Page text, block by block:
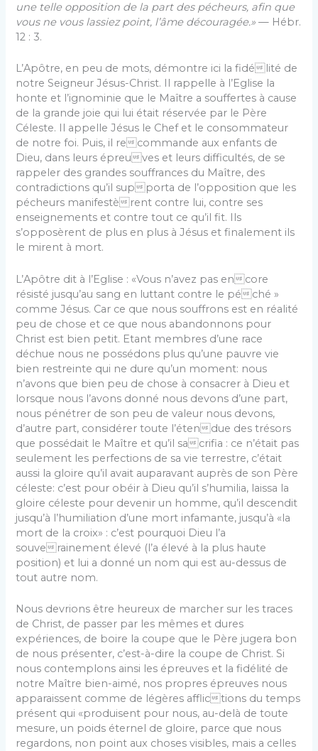
une telle opposition de la part des pécheurs, afin que
vous ne vous lassiez point, l’âme découragée.» — Hébr.
12 : 3.
L’Apôtre, en peu de mots, démontre ici la fidélité de
notre Seigneur Jésus-Christ. Il rappelle à l’Eglise la
honte et l’ignominie que le Maître a souffertes à cause
de la grande joie qui lui était réservée par le Père
Céleste. Il appelle Jésus le Chef et le consommateur
de notre foi. Puis, il recommande aux enfants de
Dieu, dans leurs épreuves et leurs difficultés, de se
rappeler des grandes souffrances du Maître, des
contradictions qu’il supporta de l’opposition que les
pécheurs manifestèrent contre lui, contre ses
enseignements et contre tout ce qu’il fit. Ils
s’opposèrent de plus en plus à Jésus et finalement ils
le mirent à mort.
L’Apôtre dit à l’Eglise : «Vous n’avez pas encore
résisté jusqu’au sang en luttant contre le péché »
comme Jésus. Car ce que nous souffrons est en réalité
peu de chose et ce que nous abandonnons pour
Christ est bien petit. Etant membres d’une race
déchue nous ne possédons plus qu’une pauvre vie
bien restreinte qui ne dure qu’un moment: nous
n’avons que bien peu de chose à consacrer à Dieu et
lorsque nous l’avons donné nous devons d’une part,
nous pénétrer de son peu de valeur nous devons,
d’autre part, considérer toute l’étendue des trésors
que possédait le Maître et qu’il sacrifia : ce n’était pas
seulement les perfections de sa vie terrestre, c’était
aussi la gloire qu’il avait auparavant auprès de son Père
céleste: c’est pour obéir à Dieu qu’il s’humilia, laissa la
gloire céleste pour devenir un homme, qu’il descendit
jusqu’à l’humiliation d’une mort infamante, jusqu’à «la
mort de la croix» : c’est pourquoi Dieu l’a
souverainement élevé (l’a élevé à la plus haute
position) et lui a donné un nom qui est au-dessus de
tout autre nom.
Nous devrions être heureux de marcher sur les traces
de Christ, de passer par les mêmes et dures
expériences, de boire la coupe que le Père jugera bon
de nous présenter, c’est-à-dire la coupe de Christ. Si
nous contemplons ainsi les épreuves et la fidélité de
notre Maître bien-aimé, nos propres épreuves nous
apparaissent comme de légères afflictions du temps
présent qui «produisent pour nous, au-delà de toute
mesure, un poids éternel de gloire, parce que nous
regardons, non point aux choses visibles, mais a celles